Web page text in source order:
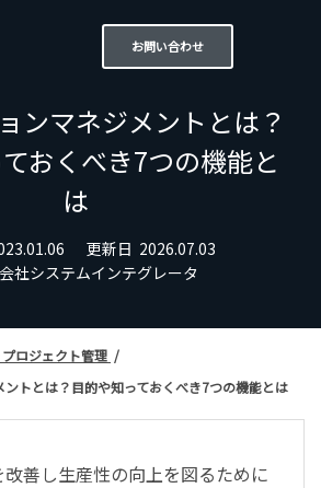
お問い合わせ
ンマネジメントとは？
おくべき7つの機能と
は
更新日 2026.07.03
社システムインテグレータ
プロジェクト管理
トとは？目的や知っておくべき7つの機能とは
善し生産性の向上を図るために